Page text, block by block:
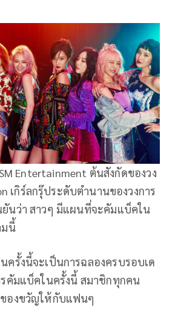
Entertainment ต้นสังกัดของวง
เกิร์ลกรุ๊ประดับตำนานของวงการ
นว่า สาวๆ มีแผนที่จะคัมแบ็คใน
มนี้
ครั้งนี้จะเป็นการฉลองครบรอบเด
คัมแบ็คในครั้งนี้ สมาชิกทุกคน
องขวัญให้กับแฟนๆ